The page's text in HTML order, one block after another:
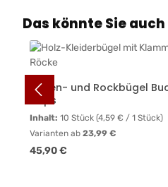
Produktgalerie überspringen
Das könnte Sie
Hosen- und Rockbügel
Clips
Inhalt:10 Stück(4,59 € / 1 Stück)
Varianten ab 23,99 €
Regulärer Preis:
45,90 €